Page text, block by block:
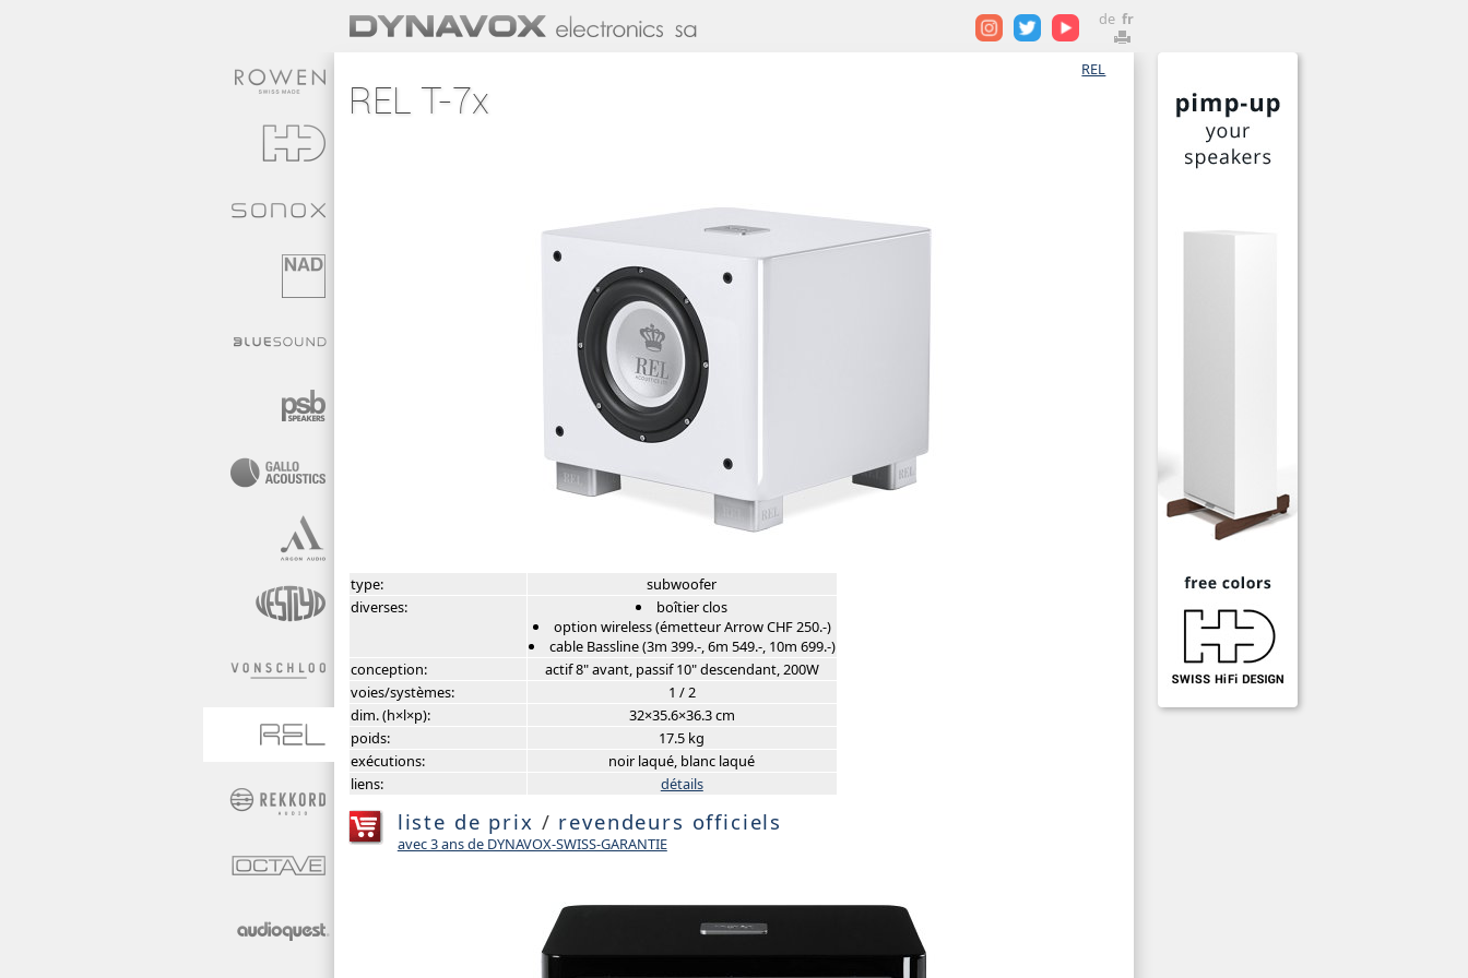
de fr
REL
REL T-7x
type:
subwoofer
diverses:
boîtier clos
option wireless (émetteur Arrow CHF 250.-)
cable Bassline (3m 399.-, 6m 549.-, 10m 699.-)
conception:
actif 8" avant, passif 10" descendant, 200W
voies/systèmes:
1 / 2
dim. (h×l×p):
32×35.6×36.3 cm
poids:
17.5 kg
exécutions:
noir laqué, blanc laqué
liens:
détails
liste de prix / revendeurs officiels
avec 3 ans de DYNAVOX-SWISS-GARANTIE